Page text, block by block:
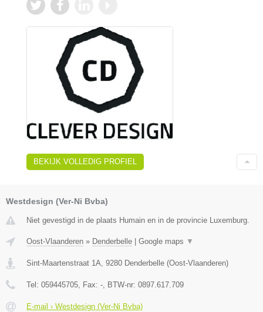
BEKIJK VOLLEDIG PROFIEL
Westdesign (Ver-Ni Bvba)
Niet gevestigd in de plaats Humain en in de provincie Luxemburg.
Oost-Vlaanderen » Denderbelle Google maps ▼
Sint-Maartenstraat 1A, 9280 Denderbelle (Oost-Vlaanderen)
Tel: 059445705, Fax: -, BTW-nr: 0897.617.709
E-mail › Westdesign (Ver-Ni Bvba)